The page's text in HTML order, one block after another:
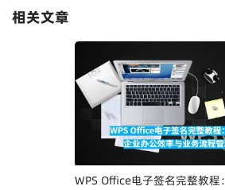
相关文章
WPS Office电子签名完整教程